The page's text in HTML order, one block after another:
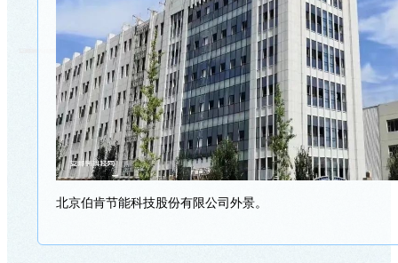
北京伯肯节能科技股份有限公司外景。